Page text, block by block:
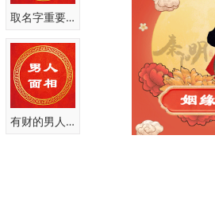
取名字重要性
有财的男人面相